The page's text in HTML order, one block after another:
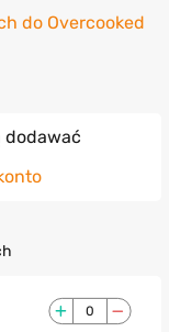
do Overcooked
dodawać
0